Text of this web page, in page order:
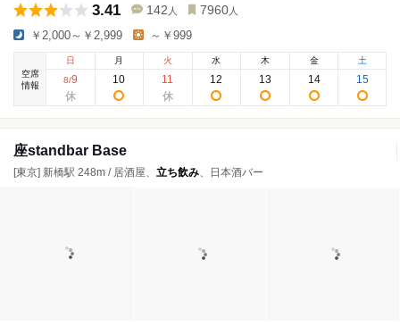
3.41 142 人 7960 人
￥2,000～￥2,999 ～￥999
空席
情報
日
8/9
月
10
火
11
水
12
木
13
金
14
土
15
座standbar Base
[東京] 新橋駅 248m / 居酒屋、 立ち飲み、日本酒バー